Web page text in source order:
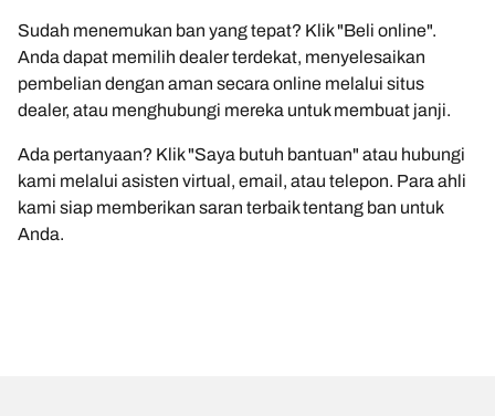
Sudah menemukan ban yang tepat? Klik "Beli online".
Anda dapat memilih dealer terdekat, menyelesaikan
pembelian dengan aman secara online melalui situs
dealer, atau menghubungi mereka untuk membuat janji.
Ada pertanyaan? Klik "Saya butuh bantuan" atau hubungi
kami melalui asisten virtual, email, atau telepon. Para ahli
kami siap memberikan saran terbaik tentang ban untuk
Anda.